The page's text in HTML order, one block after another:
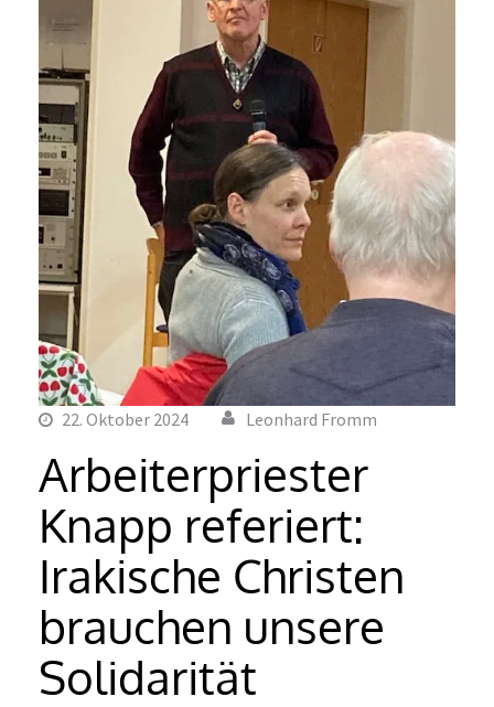
22. Oktober 2024 Leonhard Fromm
Arbeiterpriester
Knapp referiert:
Irakische Christen
brauchen unsere
Solidarität